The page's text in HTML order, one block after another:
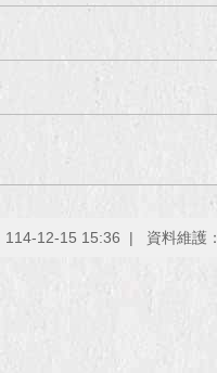
114-12-15 15:36 資料維護：